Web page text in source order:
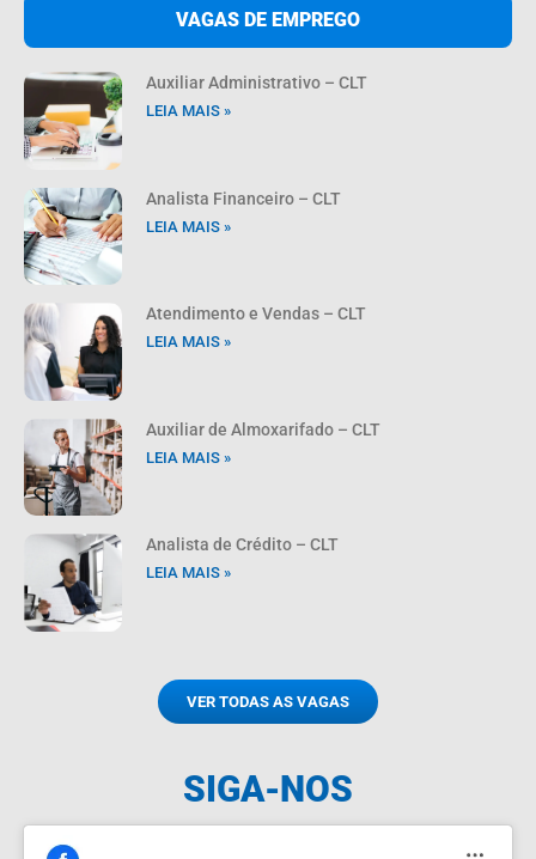
VAGAS DE EMPREGO
Auxiliar Administrativo – CLT
LEIA MAIS »
Analista Financeiro – CLT
LEIA MAIS »
Atendimento e Vendas – CLT
LEIA MAIS »
Auxiliar de Almoxarifado – CLT
LEIA MAIS »
Analista de Crédito – CLT
LEIA MAIS »
VER TODAS AS VAGAS
SIGA-NOS